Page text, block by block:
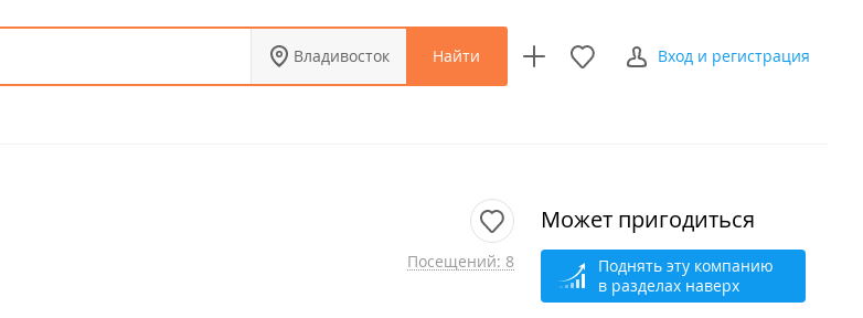
Владивосток Найти Вход и регистрация
Посещений: 8
Может пригодиться
Поднять эту компанию
в разделах наверх